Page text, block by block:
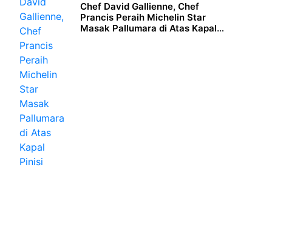
Chef David Gallienne, Chef
Prancis Peraih Michelin Star
Masak Pallumara di Atas Kapal